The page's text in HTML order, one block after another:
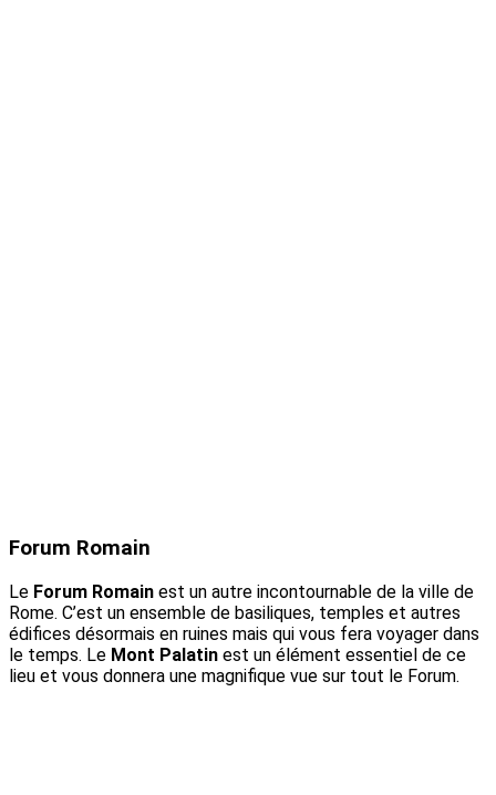
Forum Romain
Le Forum Romain est un autre incontournable de la ville de
Rome. C’est un ensemble de basiliques, temples et autres
édifices désormais en ruines mais qui vous fera voyager dans
le temps. Le Mont Palatin est un élément essentiel de ce
lieu et vous donnera une magnifique vue sur tout le Forum.